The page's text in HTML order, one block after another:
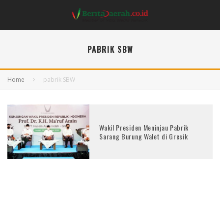
PABRIK SBW
Home pabrik SBW
Wakil Presiden Meninjau Pabrik
Sarang Burung Walet di Gresik